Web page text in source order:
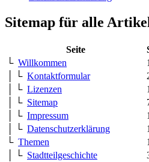
Sitemap für alle
Seite
└ Willkommen
│ └ Kontaktformular
│ └ Lizenzen
│ └ Sitemap
│ └ Impressum
│ └ Datenschutzerklärung
└ Themen
│ └ Stadtteilgeschichte